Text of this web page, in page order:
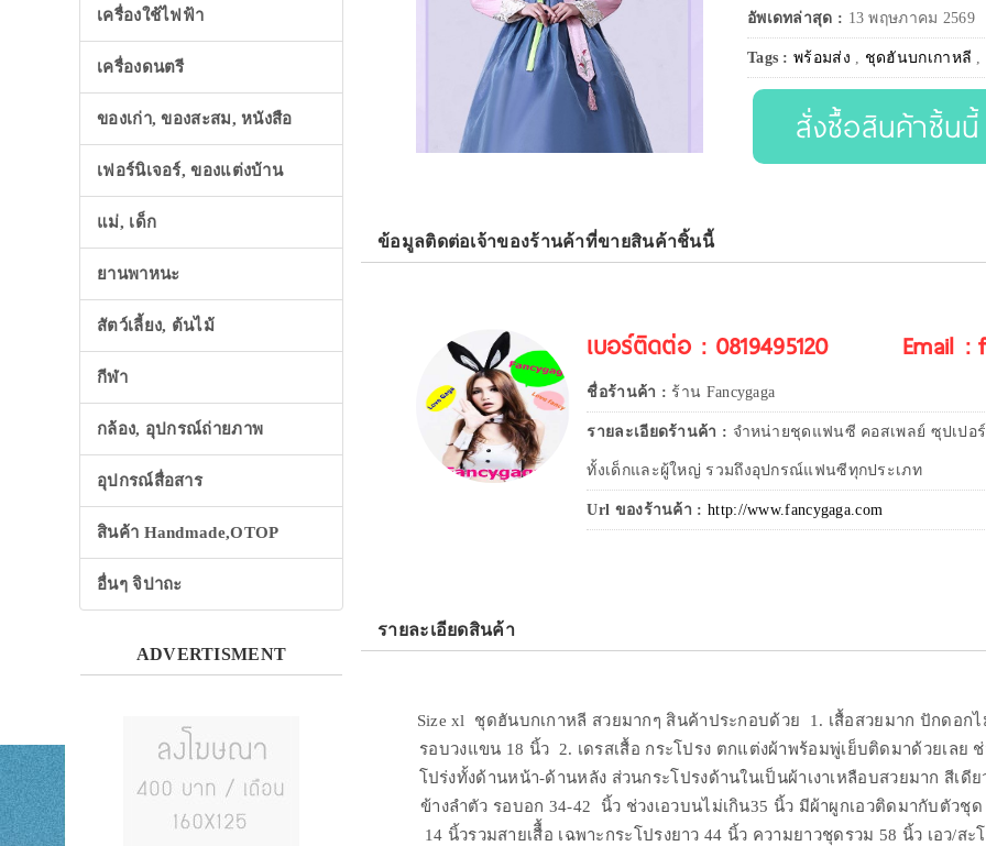
เครื่องใช้ไฟฟ้า
เครื่องดนตรี
ของเก่า, ของสะสม, หนังสือ
เฟอร์นิเจอร์, ของแต่งบ้าน
แม่, เด็ก
ยานพาหนะ
สัตว์เลี้ยง, ต้นไม้
กีฬา
กล้อง, อุปกรณ์ถ่ายภาพ
อุปกรณ์สื่อสาร
สินค้า Handmade,OTOP
อื่นๆ จิปาถะ
ADVERTISMENT
อัพเดทล่าสุด : 13 พฤษภาคม 2569
Tags :พร้อมส่ง , ชุดฮันบกเกาหลี ,
สั่งซื้อสินค้าชิ้นนี้
ข้อมูลติดต่อเจ้าของร้านค้าที่ขายสินค้าชิ้นนี้
เบอร์ติดต่อ : 0819495120 Email :
ชื่อร้านค้า : ร้าน Fancygaga
รายละเอียดร้านค้า : จำหน่ายชุดแฟนซี คอสเพลย์ ซุปเปอ
ทั้งเด็กและผู้ใหญ่ รวมถึงอุปกรณ์แฟนซีทุกประเภท
Url ของร้านค้า : http://www.fancygaga.com
รายละเอียดสินค้า
Size xl ชุดฮันบกเกาหลี สวยมากๆ สินค้าประกอบด้วย 1. เสื้อสวยมาก ปักดอก
รอบวงแขน 18 นิ้ว 2. เดรสเสื้อ กระโปรง ตกแต่งผ้าพร้อมพู่เย็บติดมาด้วยเลย
โปร่งทั้งด้านหน้า-ด้านหลัง ส่วนกระโปรงด้านในเป็นผ้าเงาเหลือบสวยมาก สีเ
ข้างลำตัว รอบอก 34-42 นิ้ว ช่วงเอวบนไม่เกิน35 นิ้ว มีผ้าผูกเอวติดมากับตัวชุ
14 นิ้วรวมสายเสืื้อ เฉพาะกระโปรงยาว 44 นิ้ว ความยาวชุดรวม 58 นิ้ว เอว